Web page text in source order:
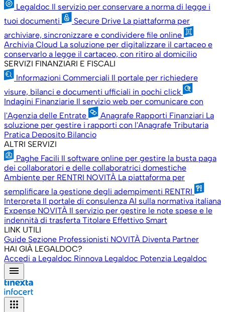
Legaldoc Il servizio per conservare a norma di legge i
tuoi documenti
Secure Drive La piattaforma per
archiviare, sincronizzare e condividere file online
Archivia Cloud La soluzione per digitalizzare il cartaceo e
conservarlo a legge il cartaceo, con ritiro al domicilio
SERVIZI FINANZIARI E FISCALI
Informazioni Commerciali Il portale per richiedere
visure, bilanci e documenti ufficiali in pochi click
Indagini Finanziarie Il servizio web per comunicare con
l'Agenzia delle Entrate
Anagrafe Rapporti Finanziari La
soluzione per gestire i rapporti con l'Anagrafe Tributaria
Pratica Deposito Bilancio
ALTRI SERVIZI
Paghe Facili Il software online per gestire la busta paga
dei collaboratori e delle collaboratrici domestiche
Ambiente per RENTRI NOVITÀ La piattaforma per
semplificare la gestione degli adempimenti RENTRI
Interpreta Il portale di consulenza AI sulla normativa italiana
Expense NOVITÀ Il servizio per gestire le note spese e le
indennità di trasferta Titolare Effettivo Smart
LINK UTILI
Guide Sezione Professionisti NOVITÀ Diventa Partner
HAI GIÀ LEGALDOC?
Accedi a Legaldoc Rinnova Legaldoc Potenzia Legaldoc
menu
apps